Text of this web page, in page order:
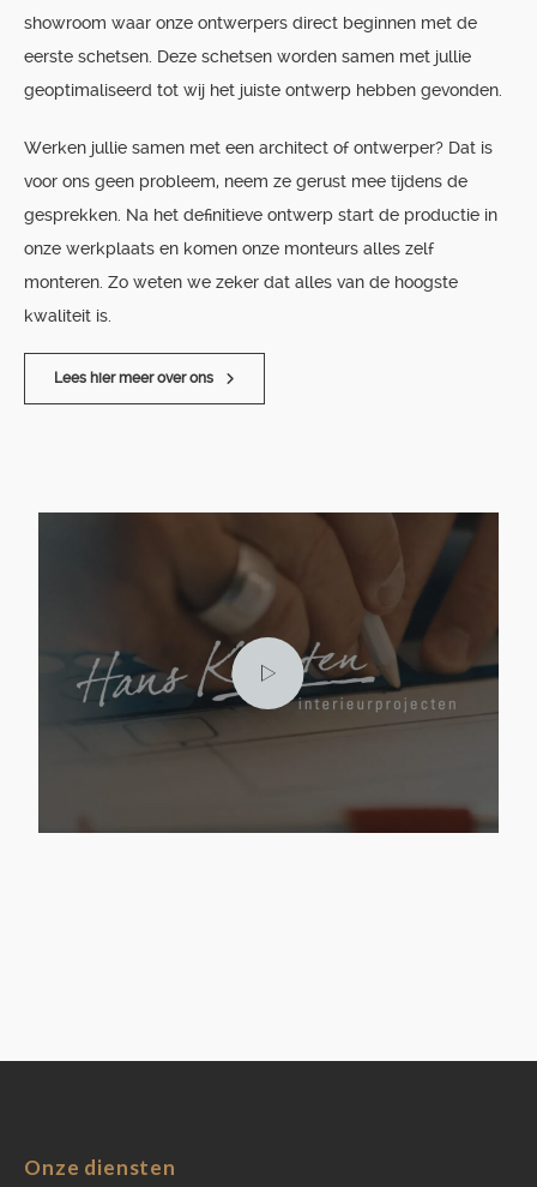
showroom waar onze ontwerpers direct beginnen met de
eerste schetsen. Deze schetsen worden samen met jullie
geoptimaliseerd tot wij het juiste ontwerp hebben gevonden.
Werken jullie samen met een architect of ontwerper? Dat is
voor ons geen probleem, neem ze gerust mee tijdens de
gesprekken. Na het definitieve ontwerp start de productie in
onze werkplaats en komen onze monteurs alles zelf
monteren. Zo weten we zeker dat alles van de hoogste
kwaliteit is.
Lees hier meer over ons
Onze diensten